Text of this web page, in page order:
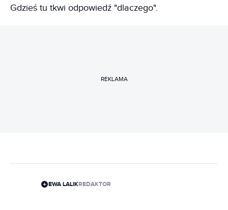
Gdzieś tu tkwi odpowiedź "dlaczego".
REKLAMA
EWA LALIKREDAKTOR